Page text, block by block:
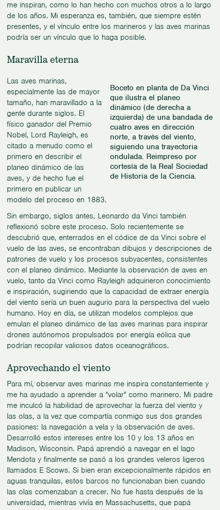
me inspiran, como lo han hecho con muchos otros a lo largo
de los años. Mi esperanza es, también, que siempre estén
presentes, y el vínculo entre los marineros y las aves marinas
podría ser un vínculo que lo haga posible.
Maravilla eterna
Boceto en planta de Da Vinci
que ilustra el planeo
dinámico (de derecha a
izquierda) de una bandada de
cuatro aves en dirección
norte, a través del viento,
siguiendo una trayectoria
ondulada. Reimpreso por
cortesía de la Real Sociedad
de Historia de la Ciencia.
Las aves marinas,
especialmente las de mayor
tamaño, han maravillado a la
gente durante siglos. El
físico ganador del Premio
Nobel, Lord Rayleigh, es
citado a menudo como el
primero en describir el
planeo dinámico de las
aves, y de hecho fue el
primero en publicar un
modelo del proceso en 1883.
Sin embargo, siglos antes, Leonardo da Vinci también
reflexionó sobre este proceso. Solo recientemente se
descubrió que, enterrados en el códice de da Vinci sobre el
vuelo de las aves, se encontraban dibujos y descripciones de
patrones de vuelo y los procesos subyacentes, consistentes
con el planeo dinámico. Mediante la observación de aves en
vuelo, tanto da Vinci como Rayleigh adquirieron conocimiento
e inspiración, sugiriendo que la capacidad de extraer energía
del viento sería un buen augurio para la perspectiva del vuelo
humano. Hoy en día, se utilizan modelos complejos que
emulan el planeo dinámico de las aves marinas para inspirar
drones autónomos propulsados por energía eólica que
podrían recopilar valiosos datos oceanográficos.
Aprovechando el viento
Para mí, observar aves marinas me inspira constantemente y
me ha ayudado a aprender a "volar" como marinero. Mi padre
me inculcó la habilidad de aprovechar la fuerza del viento y
las olas, a la vez que compartía conmigo sus dos grandes
pasiones: la navegación a vela y la observación de aves.
Desarrolló estos intereses entre los 10 y los 13 años en
Madison, Wisconsin. Papá aprendió a navegar en el lago
Mendota y finalmente se pasó a los grandes veleros ligeros
llamados E Scows. Si bien eran excepcionalmente rápidos en
aguas tranquilas, estos barcos no funcionaban bien cuando
las olas comenzaban a crecer. No fue hasta después de la
universidad, mientras vivía en Massachusetts, que papá